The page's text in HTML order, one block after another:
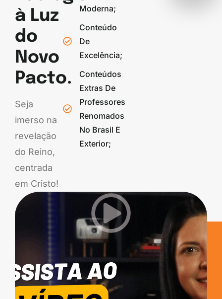
à Luz
do
Novo
Pacto.
Seja
imerso na
revelação
do Reino,
centrada
em Cristo!
Moderna;
Conteúdo
De
Excelência;
Conteúdos
Extras De
Professores
Renomados
No Brasil E
Exterior;